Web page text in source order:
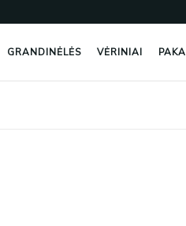
GRANDINĖLĖS VĖRINIAI